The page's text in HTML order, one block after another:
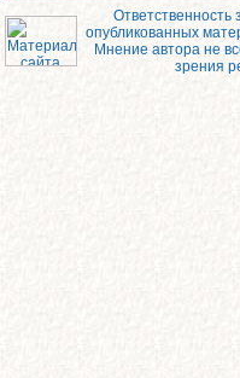
Ответственность
опубликованных
Мнение автора не
зрения